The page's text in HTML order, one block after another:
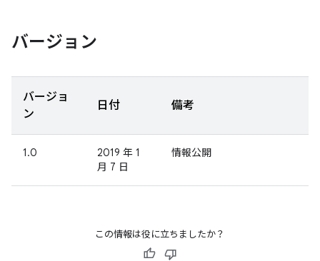
バージョン
バージョ
ン
日付 備考
1.0
2019 年 1
月 7 日
情報公開
この情報は役に立ちましたか？